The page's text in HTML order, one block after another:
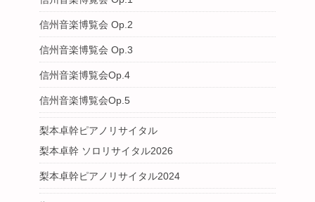
信州音楽博覧会 Op.2
信州音楽博覧会 Op.3
信州音楽博覧会Op.4
信州音楽博覧会Op.5
梨本卓幹ピアノリサイタル
梨本卓幹 ソロリサイタル2026
梨本卓幹ピアノリサイタル2024